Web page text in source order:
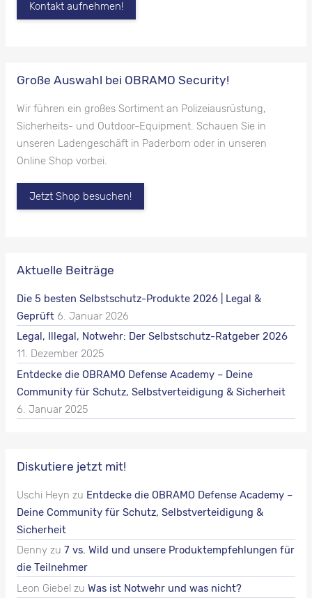
Kontakt aufnehmen!
Große Auswahl bei OBRAMO Security!
Wir führen ein großes Sortiment an Polizeiausrüstung,
Sicherheits- und Outdoor-Equipment. Schauen Sie in
unseren Ladengeschäft in Paderborn oder in unseren
Online Shop vorbei.
Jetzt Shop besuchen!
Aktuelle Beiträge
Die 5 besten Selbstschutz-Produkte 2026 | Legal &
Geprüft 6. Januar 2026
Legal, Illegal, Notwehr: Der Selbstschutz-Ratgeber 2026
11. Dezember 2025
Entdecke die OBRAMO Defense Academy – Deine
Community für Schutz, Selbstverteidigung & Sicherheit
6. Januar 2025
Diskutiere jetzt mit!
Uschi Heyn zu Entdecke die OBRAMO Defense Academy –
Deine Community für Schutz, Selbstverteidigung &
Sicherheit
Dennyzu 7 vs. Wild und unsere Produktempfehlungen für
die Teilnehmer
Leon Giebel zu Was ist Notwehr und was nicht?